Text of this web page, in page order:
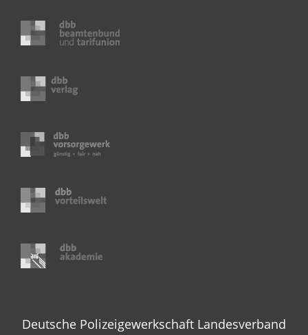
Deutsche Polizeigewerkschaft Landesverband